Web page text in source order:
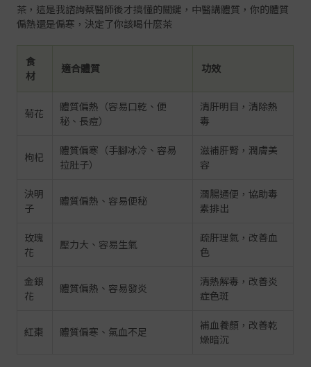
茶，這是我諮詢蔡醫師後才搞懂的關鍵，中醫講體質，你的體質
偏熱還是偏寒，決定了你該喝什麼茶
食
材
適合體質 功效
菊花
體質偏熱（容易口乾、便
秘、長痘）
清肝明目，清除熱
毒
枸杞
體質偏寒（手腳冰冷、容易
拉肚子）
滋補肝腎，潤膚美
容
決明
子
體質偏熱、容易便秘
潤腸通便，協助毒
素排出
玫瑰
花
壓力大、容易生氣
疏肝理氣，改善血
色
金銀
花
體質偏熱、容易發炎
清熱解毒，改善炎
症色斑
紅棗 體質偏寒、氣血不足
補血養顏，改善乾
燥暗沉